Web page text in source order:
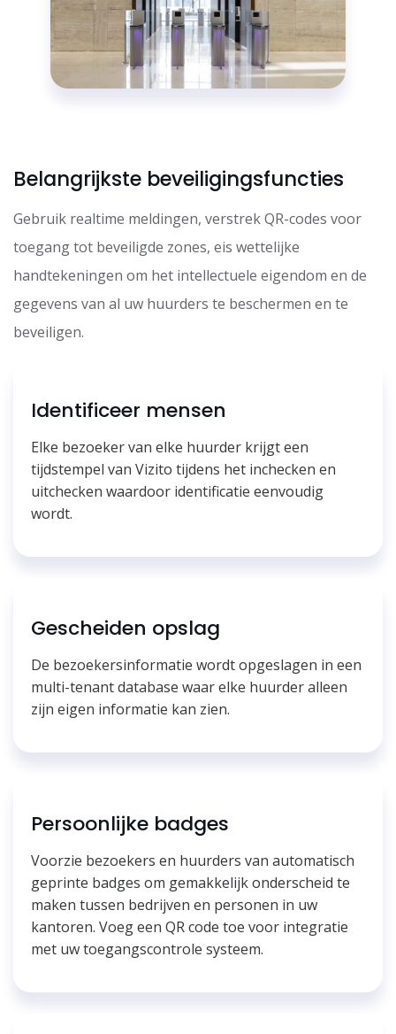
Belangrijkste beveiligingsfuncties
Gebruik realtime meldingen, verstrek QR-codes voor
toegang tot beveiligde zones, eis wettelijke
handtekeningen om het intellectuele eigendom en de
gegevens van al uw huurders te beschermen en te
beveiligen.
Identificeer mensen
Elke bezoeker van elke huurder krijgt een
tijdstempel van Vizito tijdens het inchecken en
uitchecken waardoor identificatie eenvoudig
wordt.
Gescheiden opslag
De bezoekersinformatie wordt opgeslagen in een
multi-tenant database waar elke huurder alleen
zijn eigen informatie kan zien.
Persoonlijke badges
Voorzie bezoekers en huurders van automatisch
geprinte badges om gemakkelijk onderscheid te
maken tussen bedrijven en personen in uw
kantoren. Voeg een QR code toe voor integratie
met uw toegangscontrole systeem.